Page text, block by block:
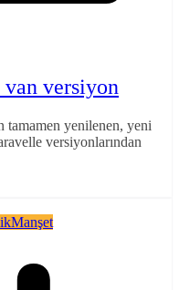
van versiyon
tamamen yenilenen, yeni
versiyonlarından
Manşet